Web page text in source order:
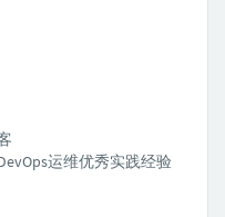
运维优秀实践经验